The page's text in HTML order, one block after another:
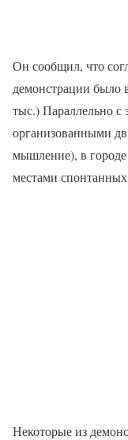
Он сообщил, что
демонстрации было
тыс.) Параллельно с
организованными
мышление), в
местами
Некоторые из